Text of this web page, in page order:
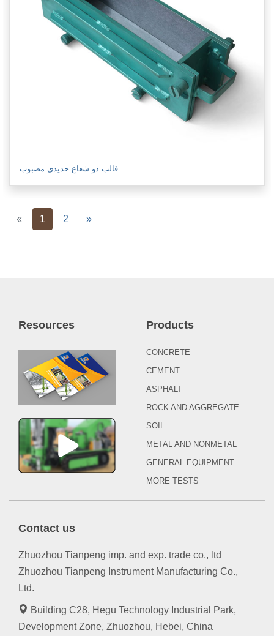
قالب ذو شعاع حديدي مصبوب
« Previous
1 2 »Next
Resources Products
CONCRETE
CEMENT
ASPHALT
ROCK AND AGGREGATE
SOIL
METAL AND NONMETAL
GENERAL EQUIPMENT
MORE TESTS
Contact us
Zhuozhou Tianpeng imp. and exp. trade co., ltd
Zhuozhou Tianpeng Instrument Manufacturing Co.,
Ltd.
Building C28, Hegu Technology Industrial Park,
Development Zone, Zhuozhou, Hebei, China